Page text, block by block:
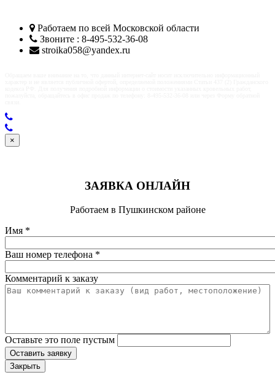
Работаем по всей Московской области
Звоните : 8-495-532-36-08
stroika058@yandex.ru
×
ЗАЯВКА ОНЛАЙН
Работаем в Пушкинском районе
Имя *
Ваш номер телефона *
Комментарий к заказу
Оставьте это поле пустым
Оставить заявку
Закрыть